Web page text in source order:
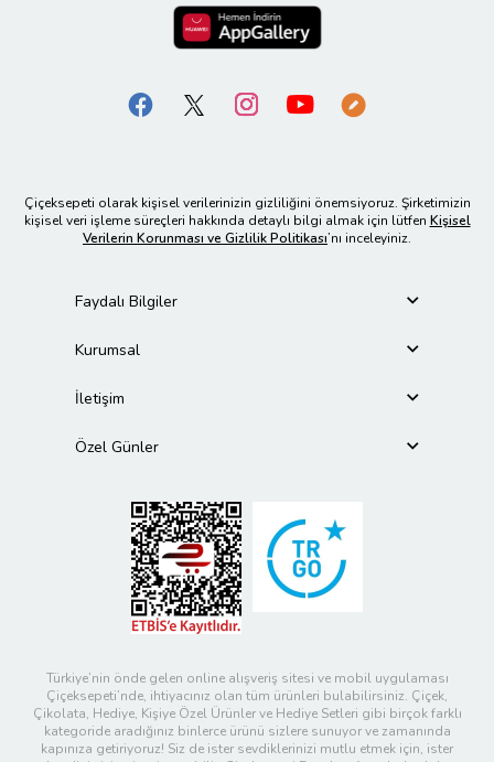
Çiçeksepeti olarak kişisel verilerinizin gizliliğini önemsiyoruz. Şirketimizin
kişisel veri işleme süreçleri hakkında detaylı bilgi almak için lütfen Kişisel
Verilerin Korunması ve Gizlilik Politikası’nı inceleyiniz.
Faydalı Bilgiler
Kurumsal
İletişim
Özel Günler
Türkiye’nin önde gelen online alışveriş sitesi ve mobil uygulaması
Çiçeksepeti’nde, ihtiyacınız olan tüm ürünleri bulabilirsiniz. Çiçek,
Çikolata, Hediye, Kişiye Özel Ürünler ve Hediye Setleri gibi birçok farklı
kategoride aradığınız binlerce ürünü sizlere sunuyor ve zamanında
kapınıza getiriyoruz! Siz de ister sevdiklerinizi mutlu etmek için, ister